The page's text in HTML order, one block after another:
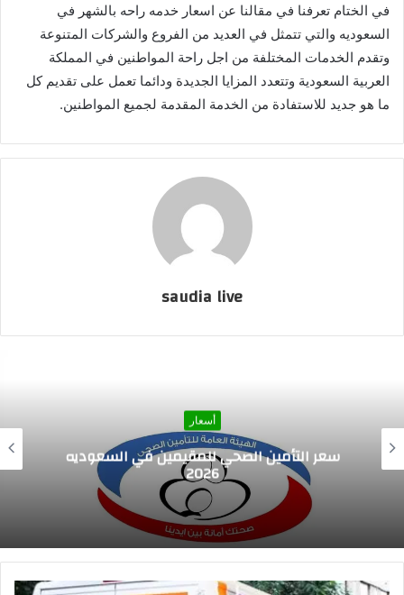
في الختام تعرفنا في مقالنا عن اسعار خدمه راحه بالشهر في
السعوديه والتي تتمثل في العديد من الفروع والشركات المتنوعة
وتقدم الخدمات المختلفة من اجل راحة المواطنين في المملكة
العربية السعودية وتتعدد المزايا الجديدة ودائما تعمل على تقديم كل
ما هو جديد للاستفادة من الخدمة المقدمة لجميع المواطنين.
saudia live
أسعار
اسعار المراوح السقف في السعوديه 2026